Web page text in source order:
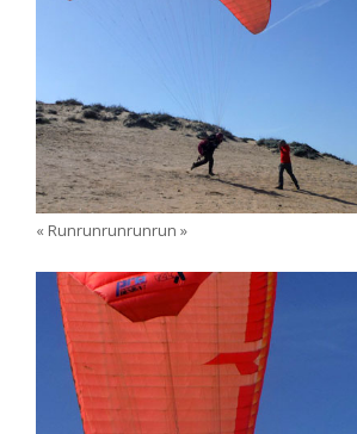
« Runrunrunrunrun »